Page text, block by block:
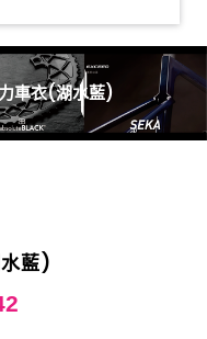
車衣(湖水藍)
藍)